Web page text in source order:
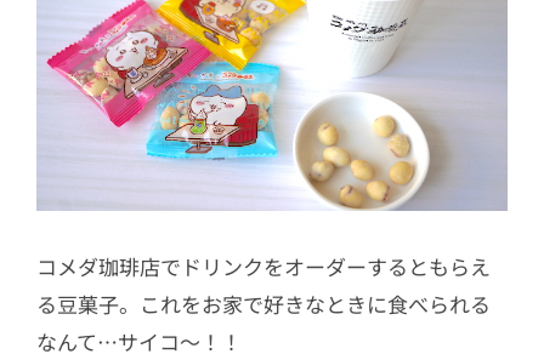
コメダ珈琲店でドリンクをオーダーするともらえ
る豆菓子。これをお家で好きなときに食べられる
なんて…サイコ〜！！